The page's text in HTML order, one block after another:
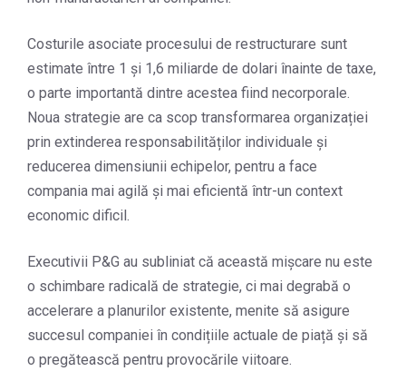
Costurile asociate procesului de restructurare sunt
estimate între 1 și 1,6 miliarde de dolari înainte de taxe,
o parte importantă dintre acestea fiind necorporale.
Noua strategie are ca scop transformarea organizației
prin extinderea responsabilităților individuale și
reducerea dimensiunii echipelor, pentru a face
compania mai agilă și mai eficientă într-un context
economic dificil.
Executivii P&G au subliniat că această mișcare nu este
o schimbare radicală de strategie, ci mai degrabă o
accelerare a planurilor existente, menite să asigure
succesul companiei în condițiile actuale de piață și să
o pregătească pentru provocările viitoare.